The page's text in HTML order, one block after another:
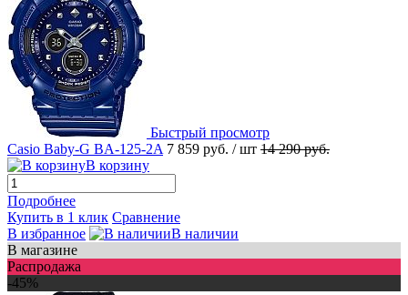
Быстрый просмотр
Casio Baby-G BA-125-2A 7 859 руб. / шт 14 290 руб.
В корзину
Подробнее
Купить в 1 клик Сравнение
В избранное
В наличии
В магазине
Распродажа
-45%